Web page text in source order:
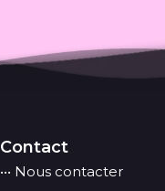
Contact
••• Nous contacter